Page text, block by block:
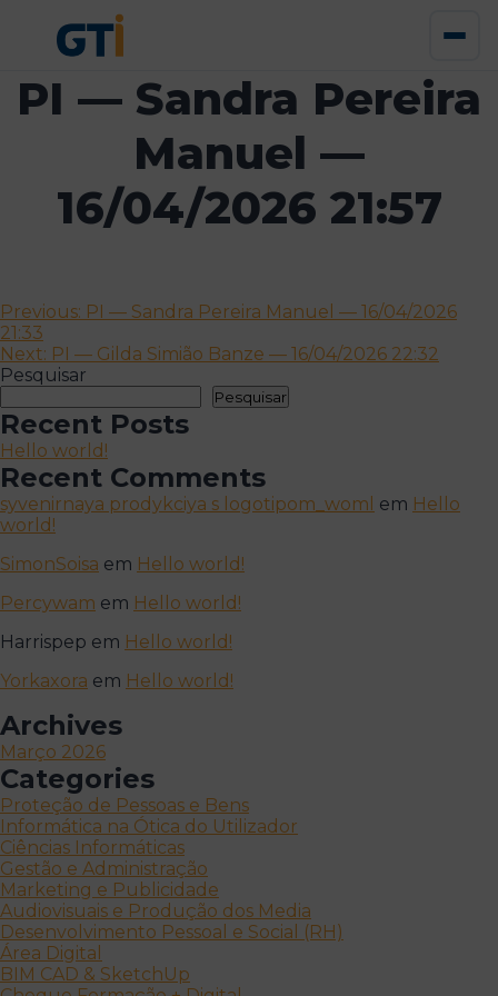
PI — Sandra Pereira
Manuel —
16/04/2026 21:57
Navegação
de
artigos
Previous: PI — Sandra Pereira Manuel — 16/04/2026
21:33
Next: PI — Gilda Simião Banze — 16/04/2026 22:32
Pesquisar
Pesquisar
Recent Posts
Hello world!
Recent Comments
syvenirnaya prodykciya s logotipom_woml em Hello
world!
SimonSoisa em Hello world!
Percywam em Hello world!
Harrispep em Hello world!
Yorkaxora em Hello world!
Archives
Março 2026
Categories
Proteção de Pessoas e Bens
Informática na Ótica do Utilizador
Ciências Informáticas
Gestão e Administração
Marketing e Publicidade
Audiovisuais e Produção dos Media
Desenvolvimento Pessoal e Social (RH)
Área Digital
BIM CAD & SketchUp